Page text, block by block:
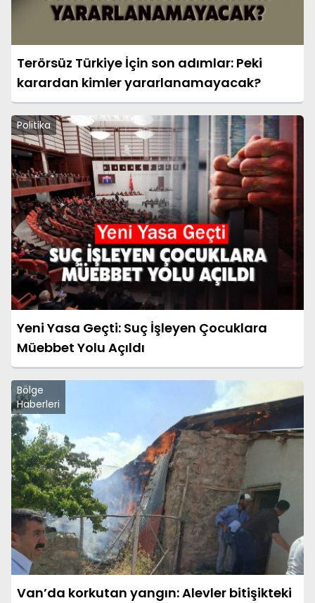
Terörsüz Türkiye İçin son adımlar: Peki
karardan kimler yararlanamayacak?
Politika
Yeni Yasa Geçti: Suç İşleyen Çocuklara
Müebbet Yolu Açıldı
Bölge
Haberleri
Van’da korkutan yangın: Alevler bitişikteki